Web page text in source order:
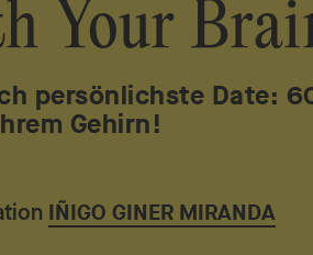
Your
persönlichste Date:
Gehirn!
IÑIGO GINER MIRANDA